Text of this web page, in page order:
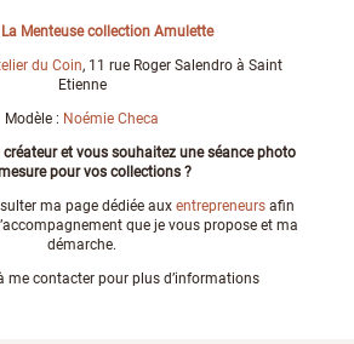
La Menteuse collection Amulette
du Coin, 11 rue Roger Salendro à Saint
Etienne
Modèle : Noémie Checa
et vous souhaitez une séance photo
pour vos collections ?
ma page dédiée aux entrepreneursafin
que je vous propose et ma
démarche.
me contacter pour plus d’informations